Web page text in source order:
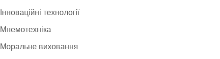
Інноваційні технології
Мнемотехніка
Моральне виховання